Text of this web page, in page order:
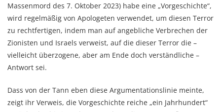
Massenmord des 7. Oktober 2023) habe eine „Vorgeschichte“,
wird regelmäßig von Apologeten verwendet, um diesen Terror
zu rechtfertigen, indem man auf angebliche Verbrechen der
Zionisten und Israels verweist, auf die dieser Terror die –
vielleicht überzogene, aber am Ende doch verständliche –
Antwort sei.
Dass von der Tann eben diese Argumentationslinie meinte,
zeigt ihr Verweis, die Vorgeschichte reiche „ein Jahrhundert“